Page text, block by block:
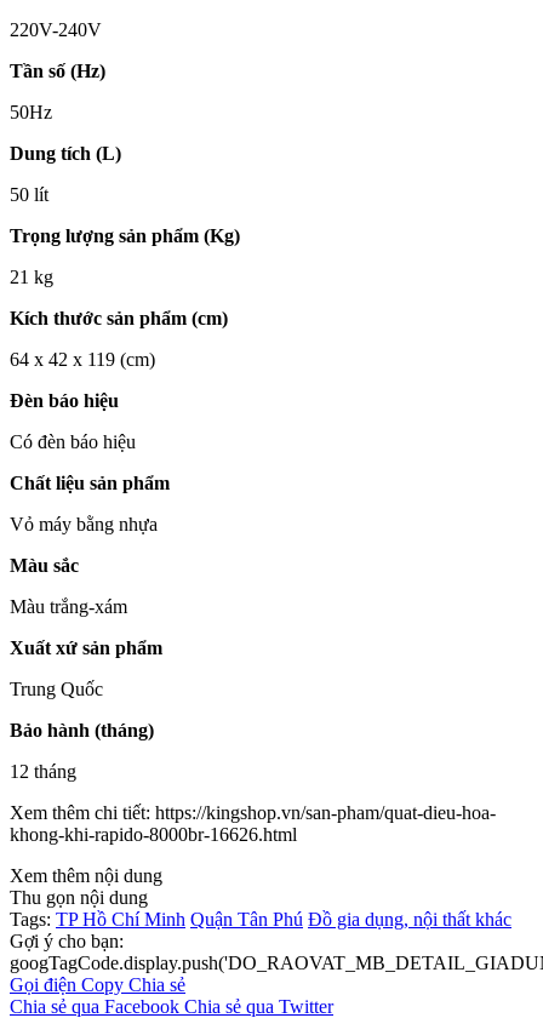
220V-240V
Tần số (Hz)
50Hz
Dung tích (L)
50 lít
Trọng lượng sản phẩm (Kg)
21 kg
Kích thước sản phẩm (cm)
64 x 42 x 119 (cm)
Đèn báo hiệu
Có đèn báo hiệu
Chất liệu sản phẩm
Vỏ máy bằng nhựa
Màu sắc
Màu trắng-xám
Xuất xứ sản phẩm
Trung Quốc
Bảo hành (tháng)
12 tháng
Xem thêm chi tiết: https://kingshop.vn/san-pham/quat-dieu-hoa-
khong-khi-rapido-8000br-16626.html
Xem thêm nội dung
Thu gọn nội dung
Tags: TP Hồ Chí Minh Quận Tân Phú Đồ gia dụng, nội thất khác
Gợi ý cho bạn:
Gọi điện Copy Chia sẻ
Chia sẻ qua Facebook Chia sẻ qua Twitter